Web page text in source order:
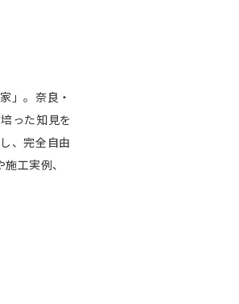
」。奈良・
った知見を
、完全自由
工実例、